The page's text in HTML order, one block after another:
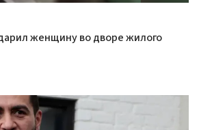
женщину во дворе жилого